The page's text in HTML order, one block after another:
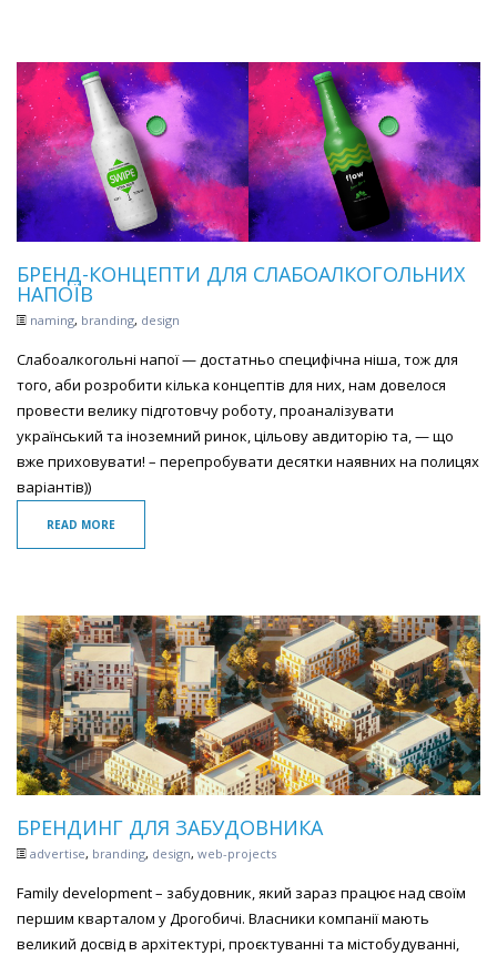
БРЕНД-КОНЦЕПТИ ДЛЯ СЛАБОАЛКОГОЛЬНИХ
НАПОЇВ
naming, branding, design
Слабоалкогольні напої — достатньо специфічна ніша, тож для
того, аби розробити кілька концептів для них, нам довелося
провести велику підготовчу роботу, проаналізувати
український та іноземний ринок, цільову авдиторію та, — що
вже приховувати! – перепробувати десятки наявних на полицях
варіантів))
READ MORE
БРЕНДИНГ ДЛЯ ЗАБУДОВНИКА
advertise, branding, design, web-projects
Family development – забудовник, який зараз працює над своїм
першим кварталом у Дрогобичі. Власники компанії мають
великий досвід в архітектурі, проєктуванні та містобудуванні,